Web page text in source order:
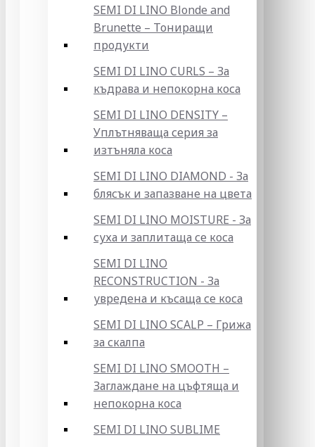
SEMI DI LINO Blonde and
Brunette – Тониращи
продукти
SEMI DI LINO CURLS – За
къдрава и непокорна коса
SEMI DI LINO DENSITY –
Уплътняваща серия за
изтъняла коса
SEMI DI LINO DIAMOND - За
блясък и запазване на цвета
SEMI DI LINO MOISTURE - За
суха и заплитаща се коса
SEMI DI LINO
RECONSTRUCTION - За
увредена и късаща се коса
SEMI DI LINO SCALP – Грижа
за скалпа
SEMI DI LINO SMOOTH –
Заглаждане на цъфтяща и
непокорна коса
SEMI DI LINO SUBLIME